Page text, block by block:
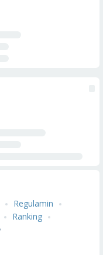
Regulamin
Ranking